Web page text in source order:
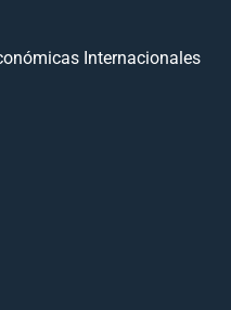
Internacionales